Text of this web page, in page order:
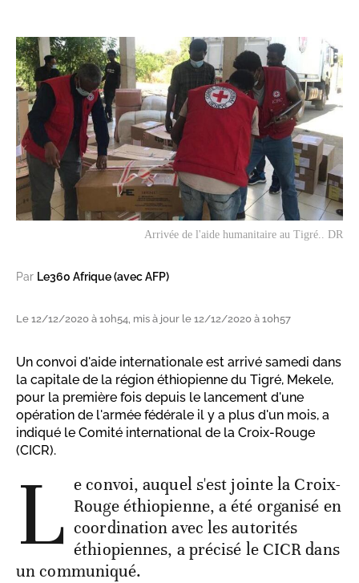
Arrivée de l'aide humanitaire au Tigré.. DR
Par Le360 Afrique (avec AFP)
Le 12/12/2020 à 10h54, mis à jour le 12/12/2020 à 10h57
Un convoi d'aide internationale est arrivé samedi dans
la capitale de la région éthiopienne du Tigré, Mekele,
pour la première fois depuis le lancement d'une
opération de l'armée fédérale il y a plus d'un mois, a
indiqué le Comité international de la Croix-Rouge
(CICR).
L e convoi, auquel s'est jointe la Croix-
Rouge éthiopienne, a été organisé en
coordination avec les autorités
éthiopiennes, a précisé le CICR dans
un communiqué.